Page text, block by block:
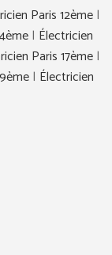
Paris 12ème|
| Électricien
Paris 17ème|
| Électricien